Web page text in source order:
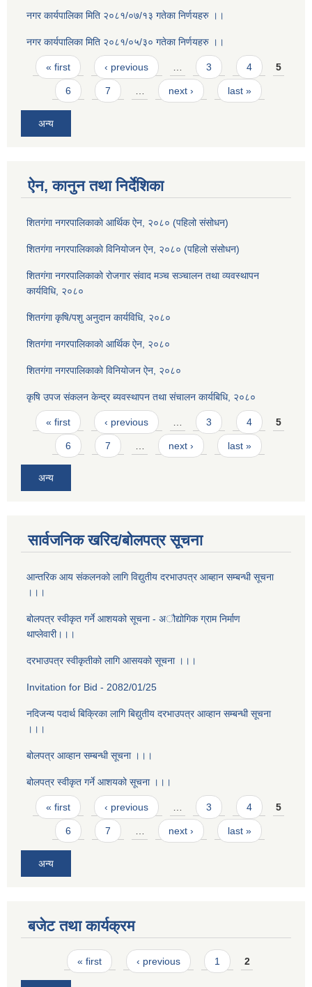
नगर कार्यपालिका मिति २०८१/०७/१३ गतेका निर्णयहरु ।।
नगर कार्यपालिका मिति २०८१/०५/३० गतेका निर्णयहरु ।।
Pages
« first ‹ previous … 3 4 5
6 7 … next › last »
अन्य
ऐन, कानुन तथा निर्देशिका
शितगंगा नगरपालिकाकाे आर्थिक ऐन, २०८० (पहिलो संसोधन)
शितगंगा नगरपालिकाकाे विनियोजन ऐन, २०८० (पहिलो संसोधन)
शितगंगा नगरपालिकाको रोजगार संवाद मञ्च सञ्चालन तथा व्यवस्थापन
कार्यविधि, २०८०
शितगंगा कृषि/पशु अनुदान कार्यविधि, २०८०
शितगंगा नगरपालिकाकाे आर्थिक ऐन, २०८०
शितगंगा नगरपालिकाकाे विनियोजन ऐन, २०८०
कृषि उपज संकलन केन्द्र ब्यवस्थापन तथा संचालन कार्यबिधि, २०८०
Pages
« first ‹ previous 3 4 5
6 7 next › last »
अन्य
सार्वजनिक खरिद/बोलपत्र सूचना
आन्तरिक आय संकलनको लागि विद्युतीय दरभाउपत्र आब्हान सम्बन्धी सूचना
।।।
बोलपत्र स्वीकृत गर्ने आशयको सूचना - अौद्योगिक ग्राम निर्माण
थाप्लेवारी।।।
दरभाउपत्र स्वीकृतीको लागि आसयको सूचना ।।।
Invitation for Bid - 2082/01/25
नदिजन्य पदार्थ बिक्रिका लागि बिद्युतीय दरभाउपत्र आव्हान सम्बन्धी सूचना
।।।
बोलपत्र आव्हान सम्बन्धी सूचना ।।।
बोलपत्र स्वीकृत गर्ने आशयको सूचना ।।।
Pages
« first ‹ previous … 3 4 5
6 7 … next › last »
अन्य
बजेट तथा कार्यक्रम
Pages« first ‹ previous 1 2